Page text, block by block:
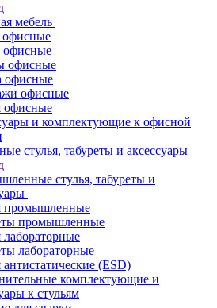
мебель
офисные
офисные
офисные
офисные
и комплектующие к офисной
стулья, табуреты и аксессуары
стулья, табуреты и
промышленные
промышленные
лабораторные
лабораторные
антистатические (ESD)
комплектующие и
к стульям